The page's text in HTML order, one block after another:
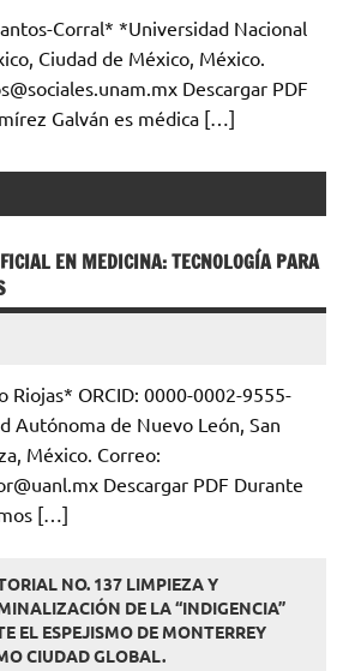
Corral* *Universidad Nacional
Ciudad de México, México.
Descargar PDF
Galván es médica […]
EN MEDICINA: TECNOLOGÍA PARA
Riojas* ORCID: 0000-0002-9555-
Autónoma de Nuevo León, San
México. Correo:
Descargar PDF Durante
[…]
NO. 137 LIMPIEZA Y
DE LA “INDIGENCIA”
EL ESPEJISMO DE MONTERREY
CIUDAD GLOBAL.